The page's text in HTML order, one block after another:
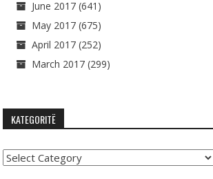
June 2017 (641)
May 2017 (675)
April 2017 (252)
March 2017 (299)
KATEGORITË
Kategoritë